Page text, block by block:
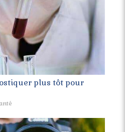
plus tôt pour